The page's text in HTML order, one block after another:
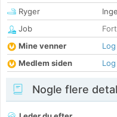
Ryger
Job
Mine venner
Medlem siden
Nogle flere